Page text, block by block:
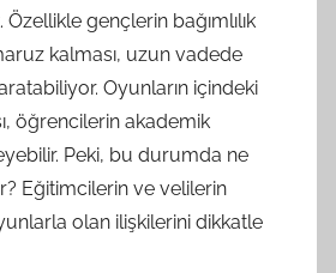
gençlerin bağımlılık
kalması, uzun vadede
Oyunların içindeki
öğrencilerin akademik
Peki, bu durumda ne
Eğitimcilerin ve velilerin
olan ilişkilerini dikkatle